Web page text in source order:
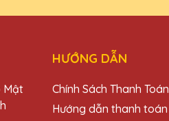
Mật
HƯỚNG DẪN
Chính Sách Thanh Toán
Hướng dẫn thanh toán